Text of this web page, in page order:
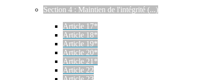
Section 4 : Maintien de l'intégrité (...)
Article 17*
Article 18*
Article 19*
Article 20*
Article 21*
Article 22